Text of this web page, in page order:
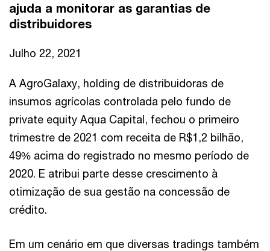
ajuda a monitorar as garantias de
distribuidores
Julho 22, 2021
A AgroGalaxy, holding de distribuidoras de
insumos agrícolas controlada pelo fundo de
private equity Aqua Capital, fechou o primeiro
trimestre de 2021 com receita de R$1,2 bilhão,
49% acima do registrado no mesmo período de
2020. E atribui parte desse crescimento à
otimização de sua gestão na concessão de
crédito.
Em um cenário em que diversas tradings também